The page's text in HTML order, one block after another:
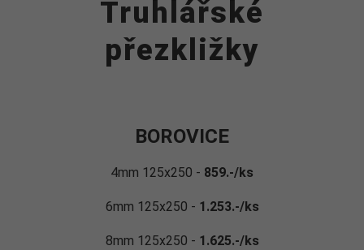
Truhlářské
přezkližky
BOROVICE
4mm 125x250 - 859.-/ks
6mm 125x250 - 1.253.-/ks
8mm 125x250 - 1.625.-/ks